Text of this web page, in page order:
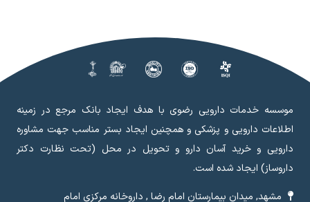
موسسه خدمات دارویی رضوی با هدف ایجاد بانک مرجع در زمینه
اطلاعات دارویی و پزشکی و همچنین ایجاد بستر مناسب جهت مشاوره
دارویی و خرید آسان دارو و تحویل در محل (تحت نظارت دکتر
داروساز) ایجاد شده است.
مشهد, میدان بیمارستان امام رضا , داروخانه مرکزی امام